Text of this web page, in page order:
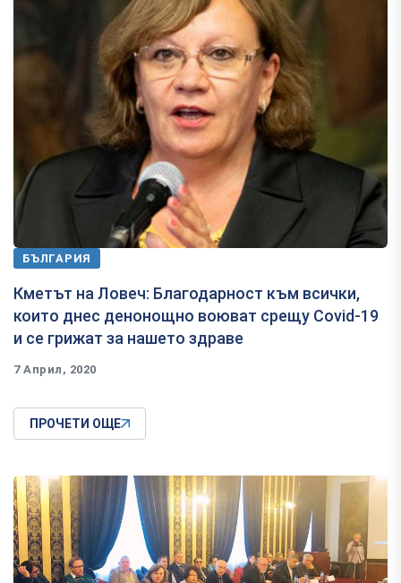
БЪЛГАРИЯ
Кметът на Ловеч: Благодарност към всички,
които днес денонощно воюват срещу Covid-19
и се грижат за нашето здраве
7 Април, 2020
ПРОЧЕТИ ОЩЕ